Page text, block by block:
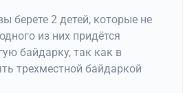
берете 2 детей, которые не
из них придётся
байдарку, так как в
трехместной байдаркой